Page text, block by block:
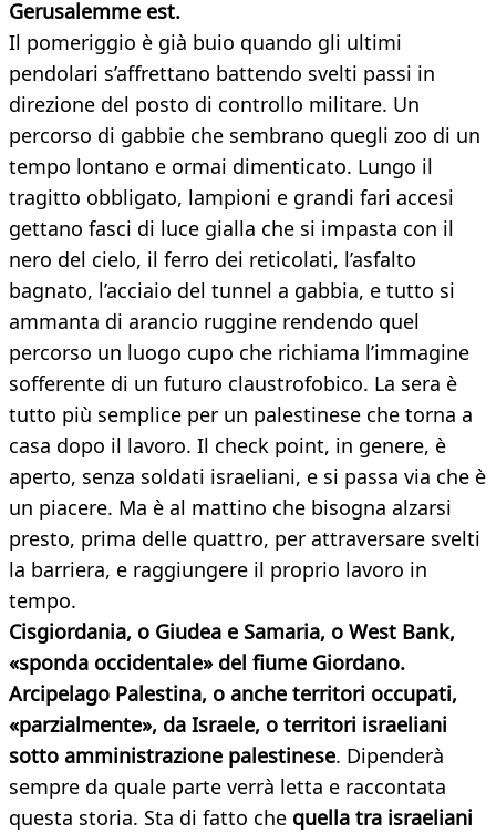
Gerusalemme est.
Il pomeriggio è già buio quando gli ultimi
pendolari s’affrettano battendo svelti passi in
direzione del posto di controllo militare. Un
percorso di gabbie che sembrano quegli zoo di un
tempo lontano e ormai dimenticato. Lungo il
tragitto obbligato, lampioni e grandi fari accesi
gettano fasci di luce gialla che si impasta con il
nero del cielo, il ferro dei reticolati, l’asfalto
bagnato, l’acciaio del tunnel a gabbia, e tutto si
ammanta di arancio ruggine rendendo quel
percorso un luogo cupo che richiama l’immagine
sofferente di un futuro claustrofobico. La sera è
tutto più semplice per un palestinese che torna a
casa dopo il lavoro. Il check point, in genere, è
aperto, senza soldati israeliani, e si passa via che è
un piacere. Ma è al mattino che bisogna alzarsi
presto, prima delle quattro, per attraversare svelti
la barriera, e raggiungere il proprio lavoro in
tempo.
Cisgiordania, o Giudea e Samaria, o West Bank,
«sponda occidentale» del fiume Giordano.
Arcipelago Palestina, o anche territori occupati,
«parzialmente», da Israele, o territori israeliani
sotto amministrazione palestinese. Dipenderà
sempre da quale parte verrà letta e raccontata
questa storia. Sta di fatto che quella tra israeliani